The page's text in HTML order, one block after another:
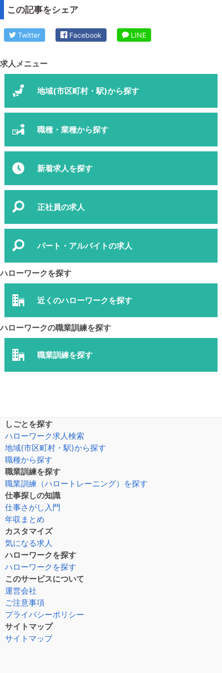
この記事をシェア
Twitter Facebook LINE
求人メニュー
地域(市区町村・駅)から探す
職種・業種から探す
新着求人を探す
正社員の求人
パート・アルバイトの求人
ハローワークを探す
近くのハローワークを探す
ハローワークの職業訓練を探す
職業訓練を探す
しごとを探す
ハローワーク求人検索
地域(市区町村・駅)から探す
職種から探す
職業訓練を探す
職業訓練（ハロートレーニング）を探す
仕事探しの知識
仕事さがし入門
年収まとめ
カスタマイズ
気になる求人
ハローワークを探す
ハローワークを探す
このサービスについて
運営会社
ご注意事項
プライバシーポリシー
サイトマップ
サイトマップ